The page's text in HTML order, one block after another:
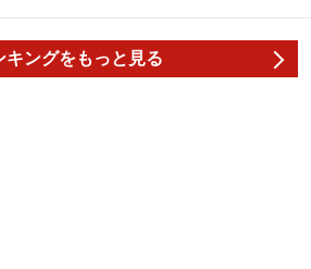
キングをもっと見る